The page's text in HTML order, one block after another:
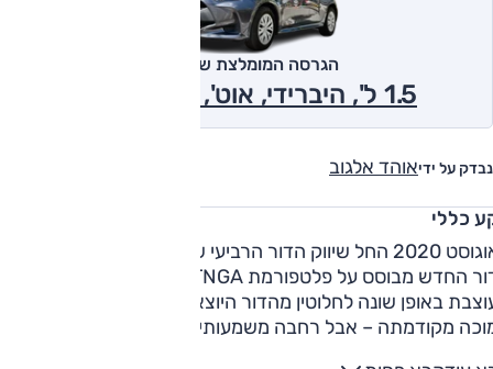
נבדק על ידיאוהד אלגוב
הגרסה המומלצת של אוטו
1.5 ל', היברידי, אוט', Eco 2023
כללי
באוגוסט 2020 החל שיווק הדור הרביעי של טויוטה יאריס בישראל.
באופן שונה לחלוטין מהדור היוצא. יאריס החדשה קצרה
מקודמתה – אבל רחבה משמעותית, עניין שמעניק לה